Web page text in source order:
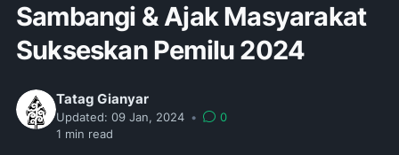
Sambangi & Ajak Masyarakat
Sukseskan Pemilu 2024
Tatag Gianyar
Updated: 09 Jan, 2024 •
0
1 min read